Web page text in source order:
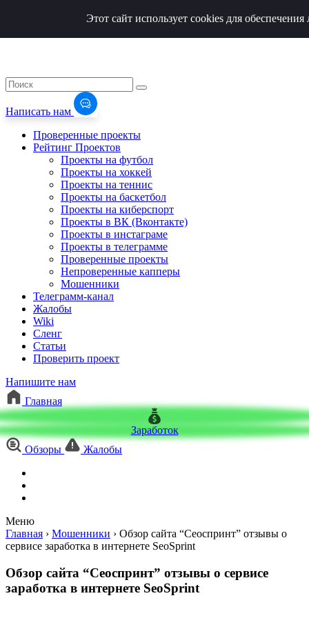
Написать нам
Проверенные проекты
Рейтинг Проектов
Проекты на футбол
Проекты на хоккей
Проекты на теннис
Проекты на баскетбол
Проекты на киберспорт
Проекты в ВК (Вконтакте)
Проекты в инстаграме
Проекты в телеграмме
Проверенные проекты
Непроверенные капперы
Мошенники
Телеграмм-канал
Жалобы
Wiki
Сленг
Статьи
Проверить проект
Напишите нам
Главная
Заработок
Обзоры
Жалобы
Меню
Этот сайт использует cookies для
Главная › Мошенники › Обзор сайта “Сеоспринт” отзывы о
сервисе заработка в интернете SeoSprint
Обзор сайта “Сеоспринт” отзывы о сервисе
заработка в интернете SeoSprint